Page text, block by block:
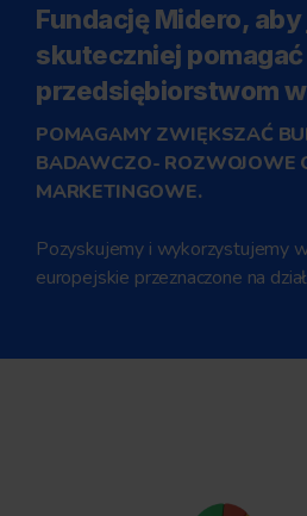
Fundację Midero,
skuteczniej pomagać
przedsiębiorstwom
POMAGAMY ZWIĘKSZAĆ
BADAWCZO- ROZWOJOWE
MARKETINGOWE.
Pozyskujemy i wykorzystujemy
europejskie przeznaczone na